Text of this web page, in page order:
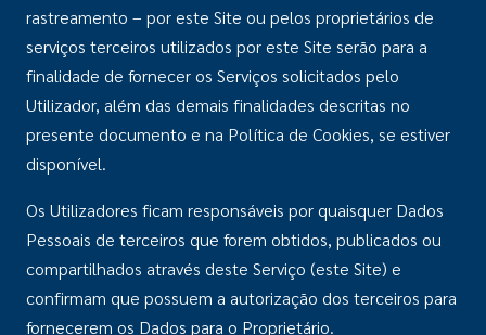
rastreamento – por este Site ou pelos proprietários de
serviços terceiros utilizados por este Site serão para a
finalidade de fornecer os Serviços solicitados pelo
Utilizador, além das demais finalidades descritas no
presente documento e na Política de Cookies, se estiver
disponível.
Os Utilizadores ficam responsáveis por quaisquer Dados
Pessoais de terceiros que forem obtidos, publicados ou
compartilhados através deste Serviço (este Site) e
confirmam que possuem a autorização dos terceiros para
fornecerem os Dados para o Proprietário.